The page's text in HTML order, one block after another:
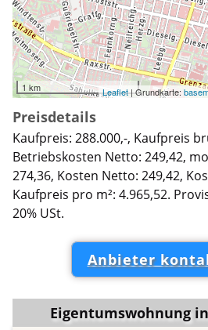
1 km Leaflet| Grundkarte:
Preisdetails
Kaufpreis: 288.000,-, Kaufpreis
Betriebskosten Netto: 249,42,
274,36, Kosten Netto: 249,42,
Kaufpreis pro m²: 4.965,52.
20% USt.
Anbieter
Eigentumswohnung